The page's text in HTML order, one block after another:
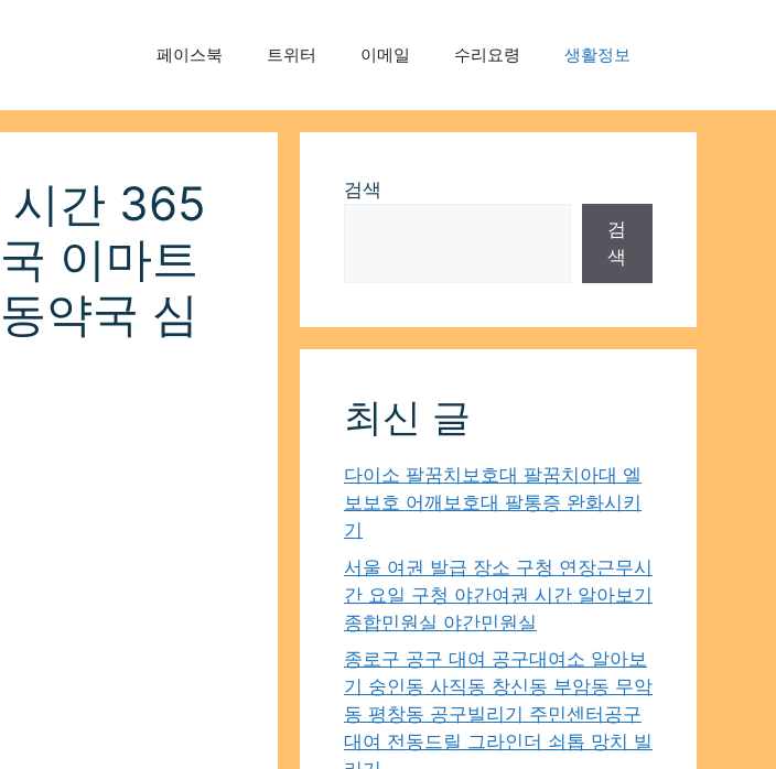
페이스북 트위터 이메일 수리요령 생활정보
시간 365
이마트
약국 심
검색
검
색
최신 글
다이소 팔꿈치보호대 팔꿈치아대 엘
보보호 어깨보호대 팔통증 완화시키
기
서울 여권 발급 장소 구청 연장근무시
간 요일 구청 야간여권 시간 알아보기
종합민원실 야간민원실
종로구 공구 대여 공구대여소 알아보
기 숭인동 사직동 창신동 부암동 무악
동 평창동 공구빌리기 주민센터공구
대여 전동드릴 그라인더 쇠톱 망치 빌